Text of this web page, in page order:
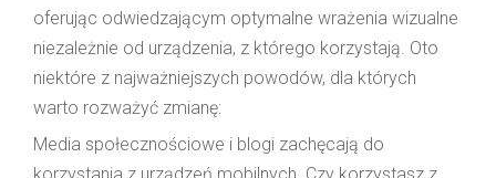
oferując odwiedzającym optymalne wrażenia wizualne
niezależnie od urządzenia, z którego korzystają. Oto
niektóre z najważniejszych powodów, dla których
warto rozważyć zmianę:
Media społecznościowe i blogi zachęcają do